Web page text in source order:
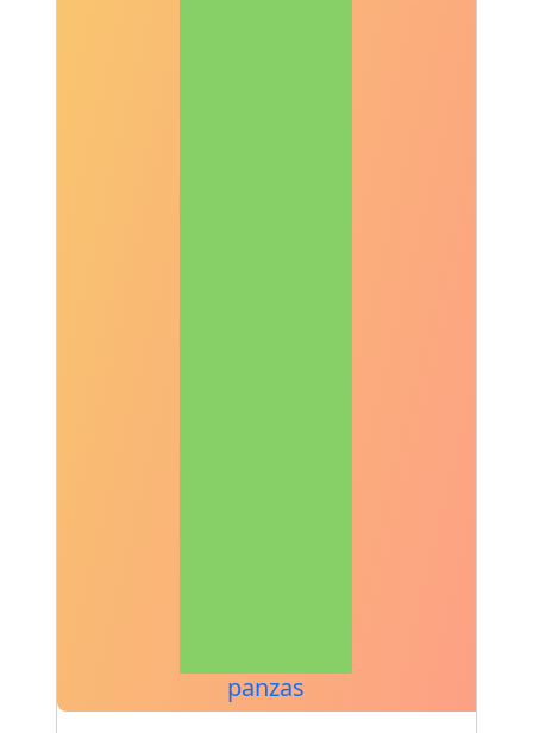
panzas